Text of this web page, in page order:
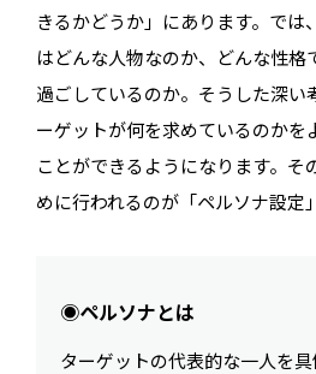
きるかどうか」にあります。では
はどんな人物なのか、どんな性格
過ごしているのか。そうした深い
ーゲットが何を求めているのかを
ことができるようになります。そ
めに行われるのが「ペルソナ設定
◉ペルソナとは
ターゲットの代表的な一人を